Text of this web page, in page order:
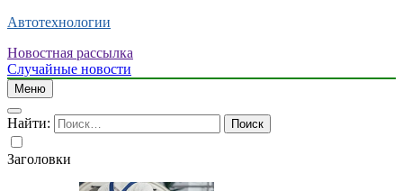
Автотехнологии
Новостная рассылка
Случайные новости
Меню
Найти:
Заголовки